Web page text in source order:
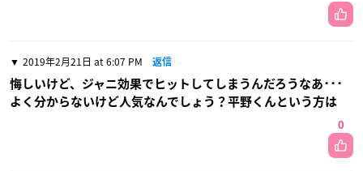
2019年2月21日 at 6:07 PM 返信
悔しいけど、ジャニ効果でヒットしてしまうんだろうなあ･･･
よく分からないけど人気なんでしょう？平野くんという方は
0